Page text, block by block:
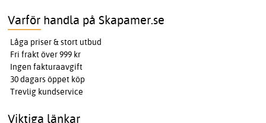
Varför handla på Skapamer.se
Låga priser & stort utbud
Fri frakt över 999 kr
Ingen fakturaavgift
30 dagars öppet köp
Trevlig kundservice
Viktiga länkar